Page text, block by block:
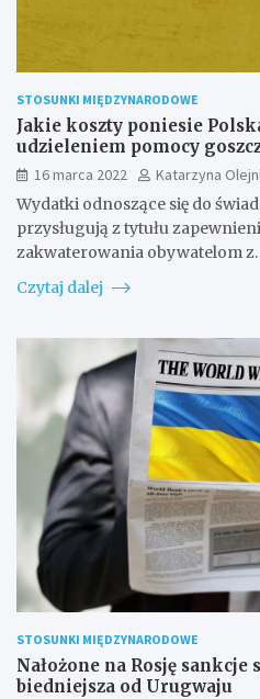
STOSUNKI MIĘDZYNARODOWE
Jakie koszty poniesie
udzieleniem pomocy
16 marca 2022
Katarzyna
Wydatki odnoszące się do
przysługują z tytułu
zakwaterowania obywatelom
Czytaj dalej
STOSUNKI MIĘDZYNARODOWE
Nałożone na Rosję sankcje
biedniejsza od Urugwaju